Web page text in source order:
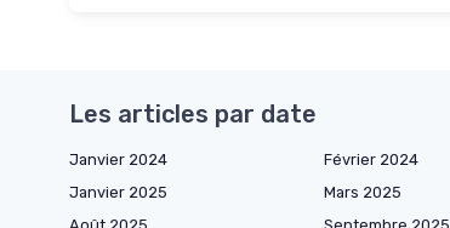
Les articles par date
Janvier 2024 Février 2024
Janvier 2025
Mars 2025